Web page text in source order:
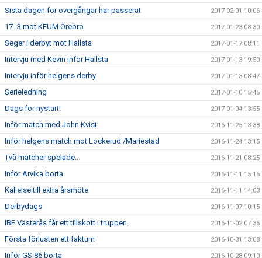
Sista dagen för övergångar har passerat 2017-02-01 10:06
17- 3 mot KFUM Örebro 2017-01-23 08:30
Seger i derbyt mot Hallsta 2017-01-17 08:11
Intervju med Kevin inför Hallsta 2017-01-13 19:50
Intervju inför helgens derby 2017-01-13 08:47
Serieledning 2017-01-10 15:45
Dags för nystart! 2017-01-04 13:55
Inför match med John Kvist 2016-11-25 13:38
Inför helgens match mot Lockerud /Mariestad 2016-11-24 13:15
Två matcher spelade.. 2016-11-21 08:25
Inför Arvika borta 2016-11-11 15:16
Kallelse till extra årsmöte 2016-11-11 14:03
Derbydags 2016-11-07 10:15
IBF Västerås får ett tillskott i truppen. 2016-11-02 07:36
Första förlusten ett faktum 2016-10-31 13:08
Inför GS 86 borta 2016-10-28 09:10